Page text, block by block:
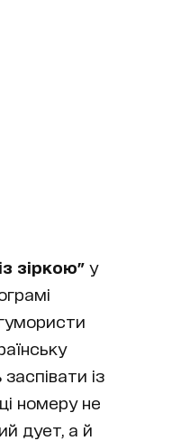
зіркою" у
заспівати із
номеру не
дует, а й